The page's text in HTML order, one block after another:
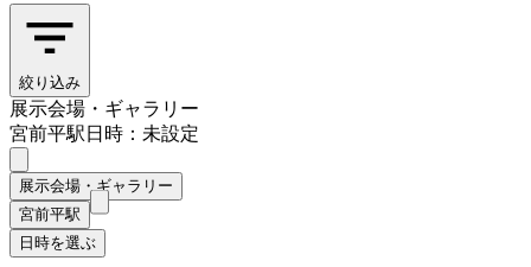
絞り込み
展示会場・ギャラリー
宮前平駅日時：未設定
展示会場・ギャラリー
宮前平駅
日時を選ぶ